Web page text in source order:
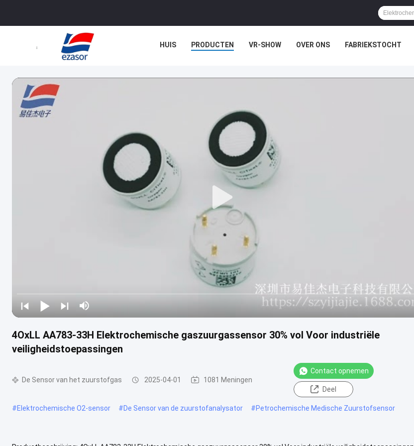
HUIS PRODUCTEN VR-SHOW OVER ONS FABRIEKSTOCHT
4OxLL AA783-33H Elektrochemische gaszuurgassensor 30% vol Voor industriële
veiligheidstoepassingen
De Sensor van het zuurstofgas 2025-04-01 1081 Meningen
Contact opnemen
Deel
#Elektrochemische O2-sensor #De Sensor van de zuurstofanalysator #Petrochemische Medische Zuurstofsensor